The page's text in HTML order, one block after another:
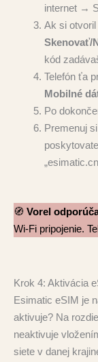
internet →
Ak si otvoril
Skenovať/
kód
Telefón ťa
Mobilné
Po
Premenuj
🧭 Vorel
Wi-Fi pripojenie.
Krok 4: Aktivácia
Esimatic eSIM je
aktivuje? Na
neaktivuje
siete v danej